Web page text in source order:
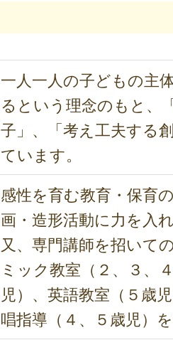
一人一人の子どもの主
るという理念のもと、
子」、「考え工夫する
ています。
感性を育む教育・保育
画・造形活動に力を入
又、専門講師を招いて
ミック教室（２、３、
児）、英語教室（５歳
唱指導（４、５歳児）